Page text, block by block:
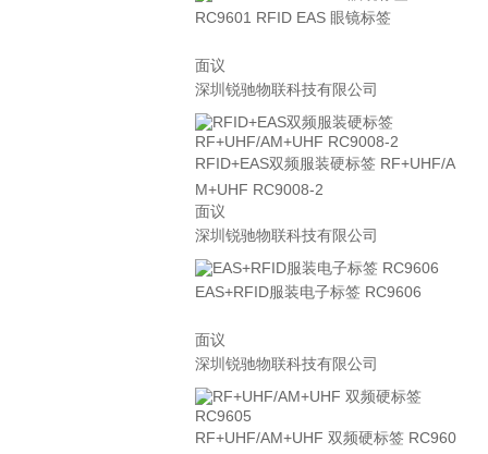
RC9601 RFID EAS 眼镜标签
面议
深圳锐驰物联科技有限公司
RFID+EAS双频服装硬标签 RF+UHF/A
M+UHF RC9008-2
面议
深圳锐驰物联科技有限公司
EAS+RFID服装电子标签 RC9606
面议
深圳锐驰物联科技有限公司
RF+UHF/AM+UHF 双频硬标签 RC960